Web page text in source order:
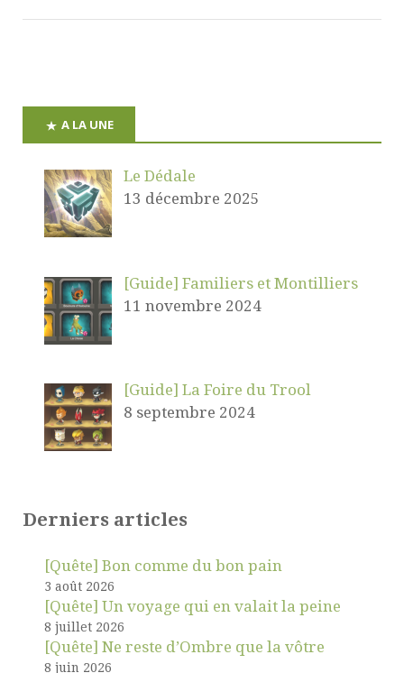
A LA UNE
Le Dédale
13 décembre 2025
[Guide] Familiers et Montilliers
11 novembre 2024
[Guide] La Foire du Trool
8 septembre 2024
Derniers articles
[Quête] Bon comme du bon pain
3 août 2026
[Quête] Un voyage qui en valait la peine
8 juillet 2026
[Quête] Ne reste d’Ombre que la vôtre
8 juin 2026